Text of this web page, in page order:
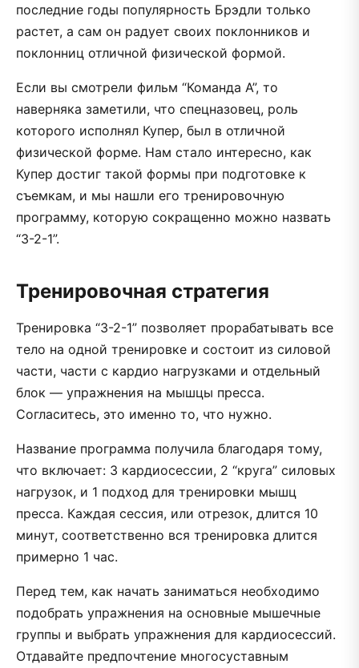
последние годы популярность Брэдли только
растет, а сам он радует своих поклонников и
поклонниц отличной физической формой.
Если вы смотрели фильм “Команда А”, то
наверняка заметили, что спецназовец, роль
которого исполнял Купер, был в отличной
физической форме. Нам стало интересно, как
Купер достиг такой формы при подготовке к
съемкам, и мы нашли его тренировочную
программу, которую сокращенно можно назвать
“3-2-1”.
Тренировочная стратегия
Тренировка “3-2-1” позволяет прорабатывать все
тело на одной тренировке и состоит из силовой
части, части с кардио нагрузками и отдельный
блок — упражнения на мышцы пресса.
Согласитесь, это именно то, что нужно.
Название программа получила благодаря тому,
что включает: 3 кардиосессии, 2 “круга” силовых
нагрузок, и 1 подход для тренировки мышц
пресса. Каждая сессия, или отрезок, длится 10
минут, соответственно вся тренировка длится
примерно 1 час.
Перед тем, как начать заниматься необходимо
подобрать упражнения на основные мышечные
группы и выбрать упражнения для кардиосессий.
Отдавайте предпочтение многосуставным